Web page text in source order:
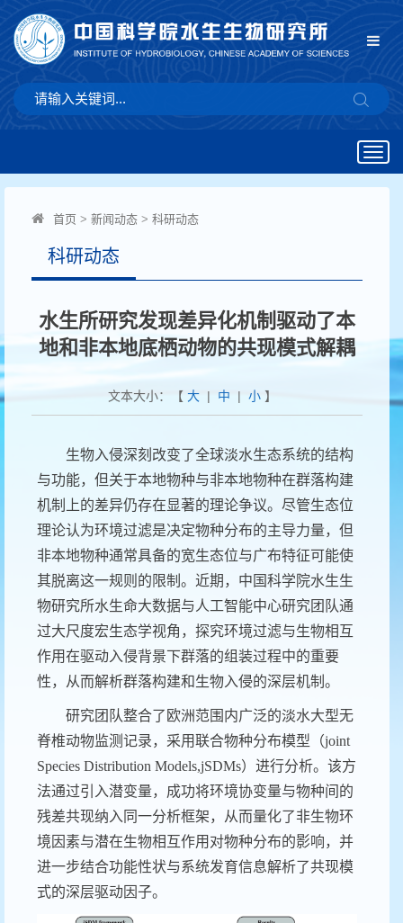
首页 > 新闻动态 > 科研动态
科研动态
水生所研究发现差异化机制驱动了本
地和非本地底栖动物的共现模式解耦
文本大小：【 大| 中 | 小】
生物入侵深刻改变了全球淡水生态系统的结构
与功能，但关于本地物种与非本地物种在群落构建
机制上的差异仍存在显著的理论争议。尽管生态位
理论认为环境过滤是决定物种分布的主导力量，但
非本地物种通常具备的宽生态位与广布特征可能使
其脱离这一规则的限制。近期，中国科学院水生生
物研究所水生命大数据与人工智能中心研究团队通
过大尺度宏生态学视角，探究环境过滤与生物相互
作用在驱动入侵背景下群落的组装过程中的重要
性，从而解析群落构建和生物入侵的深层机制。
研究团队整合了欧洲范围内广泛的淡水大型无
脊椎动物监测记录，采用联合物种分布模型（joint
Species Distribution Models,jSDMs）进行分析。该方
法通过引入潜变量，成功将环境协变量与物种间的
残差共现纳入同一分析框架，从而量化了非生物环
境因素与潜在生物相互作用对物种分布的影响，并
进一步结合功能性状与系统发育信息解析了共现模
式的深层驱动因子。